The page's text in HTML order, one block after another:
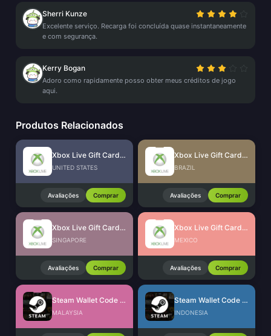
Sherri Kunze
Excelente serviço. Recarga foi concluída quase instantaneamente
e com segurança.
Kerry Bogan
Adoro como rapidamente posso obter meus créditos de jogo
aqui.
Produtos Relacionados
Xbox Live Gift Card (US)
UNITED STATES
Avaliações Comprar
Xbox Live Gift Card (BR)
BRAZIL
Avaliações Comprar
Xbox Live Gift Card (SG)
SINGAPORE
Avaliações Comprar
Xbox Live Gift Card (MX)
MEXICO
Avaliações Comprar
Steam Wallet Code (MYR)
MALAYSIA
Steam Wallet Code (IDR)
INDONESIA